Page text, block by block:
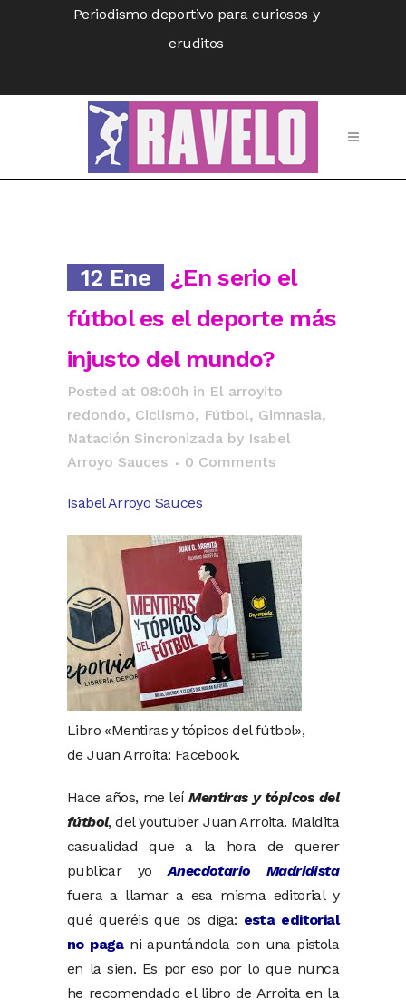
Periodismo deportivo para curiosos y
eruditos
12 Ene
¿En serio el
fútbol es el deporte más
injusto del mundo?
Posted at 08:00h in El arroyito
redondo, Ciclismo, Fútbol, Gimnasia,
Natación Sincronizada by Isabel
Arroyo Sauces
0 Comments
Isabel Arroyo Sauces
Libro «Mentiras y tópicos del fútbol»,
de Juan Arroita: Facebook.
Hace años, me leíMentiras y tópicos del
fútbol, del youtuber Juan Arroita. Maldita
casualidad que a la hora de querer
publicar yoAnecdotario Madridista
fuera a llamar a esa misma editorial y
qué queréis que os diga: esta editorial
no pagani apuntándola con una pistola
en la sien. Es por eso por lo que nunca
he recomendado el libro de Arroita en la